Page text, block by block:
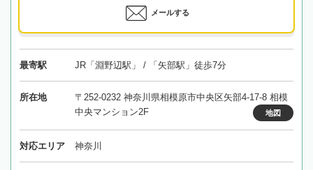
メールする
最寄駅 JR「淵野辺駅」 / 「矢部駅」徒歩7分
所在地
〒252-0232 神奈川県相模原市中央区矢部4-17-8 相模
中央マンション2F
地図
対応エリア 神奈川